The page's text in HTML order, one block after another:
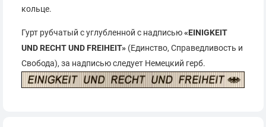
кольце.
Гурт рубчатый с углубленной с надписью«EINIGKEIT
UND RECHT UND FREIHEIT» (Единство, Справедливость и
Свобода), за надписью следует Немецкий герб.